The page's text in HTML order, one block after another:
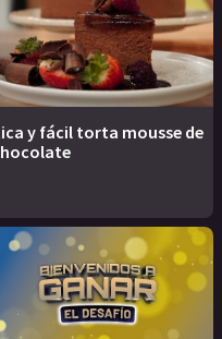
y fácil torta mousse de